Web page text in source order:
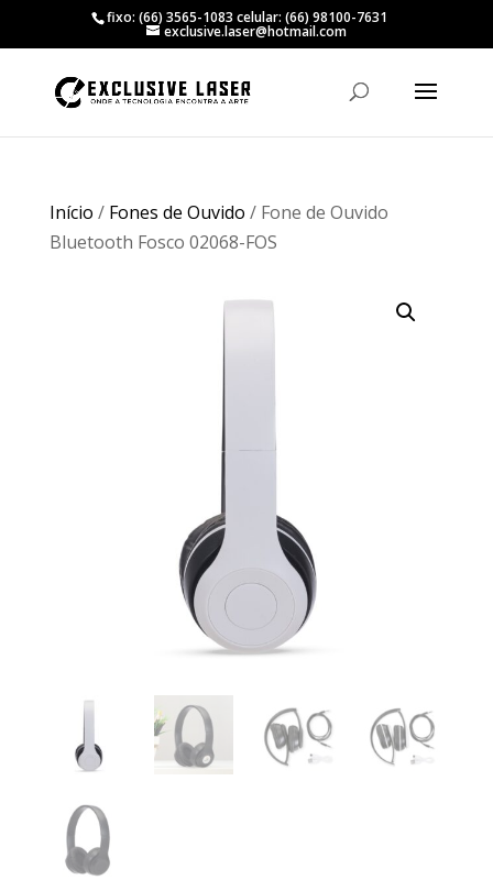
fixo: (66) 3565-1083 celular: (66) 98100-7631
exclusive.laser@hotmail.com
Início / Fones de Ouvido / Fone de Ouvido
Bluetooth Fosco 02068-FOS